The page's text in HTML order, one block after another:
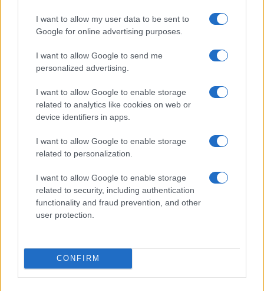
I want to allow my user data to be sent to
Google for online advertising purposes.
I want to allow Google to send me
personalized advertising.
I want to allow Google to enable storage
related to analytics like cookies on web or
device identifiers in apps.
I want to allow Google to enable storage
related to personalization.
I want to allow Google to enable storage
related to security, including authentication
functionality and fraud prevention, and other
user protection.
CONFIRM
Ροή Ειδήσεων